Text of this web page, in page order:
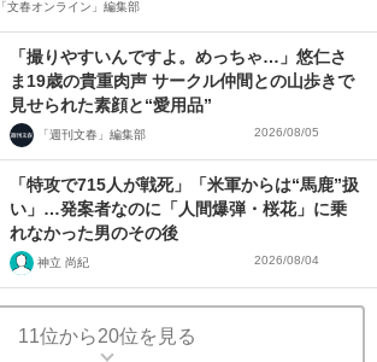
「文春オンライン」編集部
「撮りやすいんですよ。めっちゃ…」悠仁さ
ま19歳の貴重肉声 サークル仲間との山歩きで
見せられた素顔と“愛用品”
「週刊文春」編集部 2026/08/05
「特攻で715人が戦死」「米軍からは“馬鹿”扱
い」…発案者なのに「人間爆弾・桜花」に乗
れなかった男のその後
神立 尚紀 2026/08/04
11位から20位を見る